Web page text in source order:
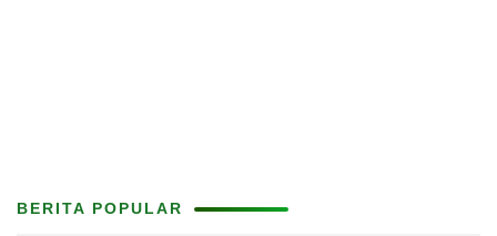
BERITA POPULAR